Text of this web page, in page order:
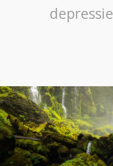
depressie